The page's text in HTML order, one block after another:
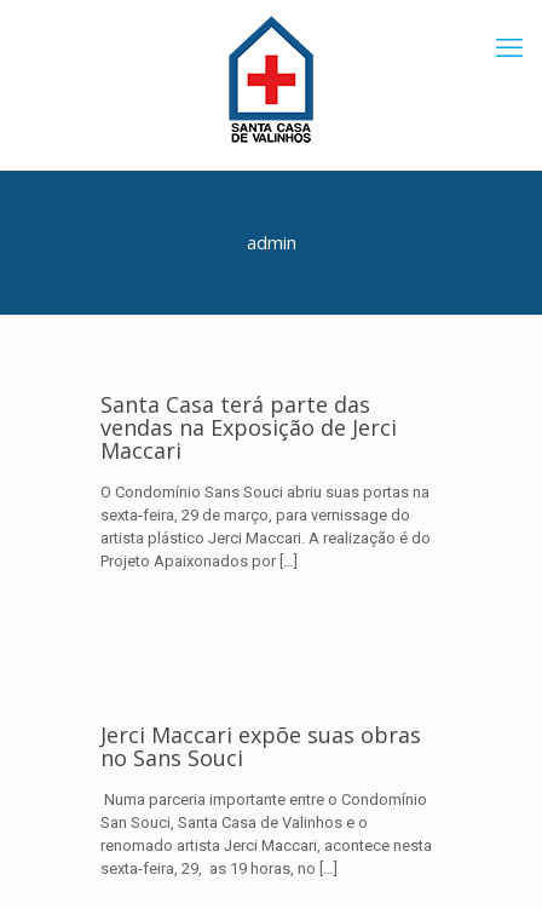
admin
Santa Casa terá parte das
vendas na Exposição de Jerci
Maccari
O Condomínio Sans Souci abriu suas portas na
sexta-feira, 29 de março, para vernissage do
artista plástico Jerci Maccari. A realização é do
Projeto Apaixonados por[…]
Jerci Maccari expõe suas obras
no Sans Souci
Numa parceria importante entre o Condomínio
San Souci, Santa Casa de Valinhos e o
renomado artista Jerci Maccari, acontece nesta
sexta-feira, 29, as 19 horas, no […]